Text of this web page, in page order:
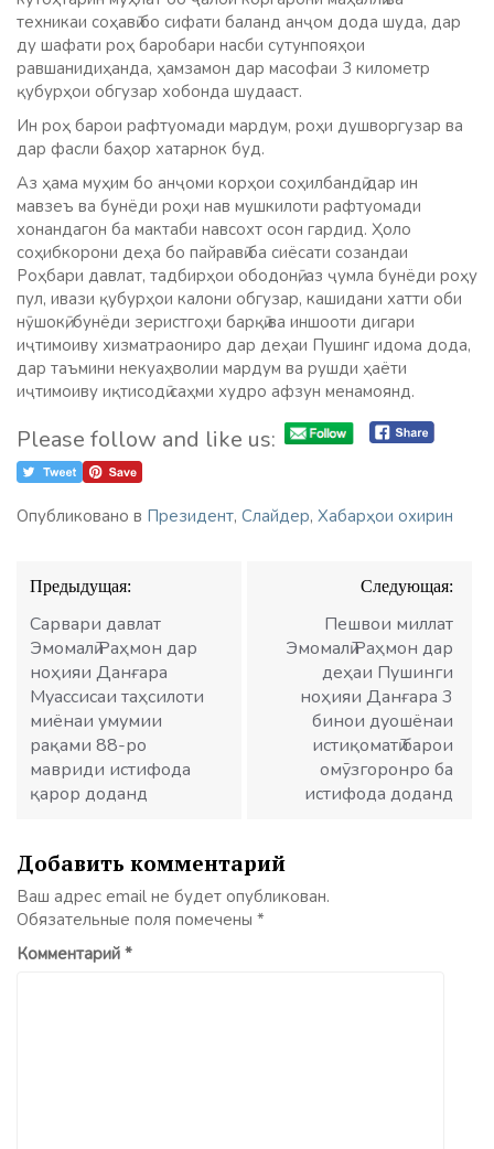
техникаи соҳавӣ бо сифати баланд анҷом дода шуда, дар
ду шафати роҳ баробари насби сутунпояҳои
равшанидиҳанда, ҳамзамон дар масофаи 3 километр
қубурҳои обгузар хобонда шудааст.
Ин роҳ барои рафтуомади мардум, роҳи душворгузар ва
дар фасли баҳор хатарнок буд.
Аз ҳама муҳим бо анҷоми корҳои соҳилбандӣ дар ин
мавзеъ ва бунёди роҳи нав мушкилоти рафтуомади
хонандагон ба мактаби навсохт осон гардид. Ҳоло
соҳибкорони деҳа бо пайравӣ ба сиёсати созандаи
Роҳбари давлат, тадбирҳои ободонӣ, аз ҷумла бунёди роҳу
пул, ивази қубурҳои калони обгузар, кашидани хатти оби
нӯшокӣ, бунёди зеристгоҳи барқӣ ва иншооти дигари
иҷтимоиву хизматраониро дар деҳаи Пушинг идома дода,
дар таъмини некуаҳволии мардум ва рушди ҳаёти
иҷтимоиву иқтисодӣ саҳми худро афзун менамоянд.
Please follow and like us:
Опубликовано в Президент, Слайдер, Хабарҳои охирин
Навигация
по
записям
Предыдущая:
Сарвари давлат
Эмомалӣ Раҳмон дар
ноҳияи Данғара
Муассисаи таҳсилоти
миёнаи умумии
рақами 88-ро
мавриди истифода
қарор доданд
Следующая:
Пешвои миллат
Эмомалӣ Раҳмон дар
деҳаи Пушинги
ноҳияи Данғара 3
бинои дуошёнаи
истиқоматӣ барои
омӯзгоронро ба
истифода доданд
Добавить комментарий
Ваш адрес email не будет опубликован.
Обязательные поля помечены *
Комментарий *